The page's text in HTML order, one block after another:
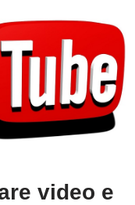
video e